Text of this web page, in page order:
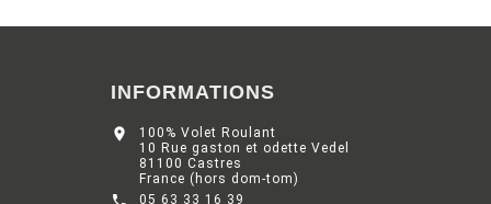
INFORMATIONS

100% Volet Roulant
10 Rue gaston et odette Vedel
81100 Castres
France (hors dom-tom)
05 63 33 16 39